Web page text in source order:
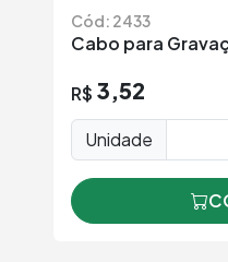
Cód: 2433
Cabo para
R$ 3,52
Unidade